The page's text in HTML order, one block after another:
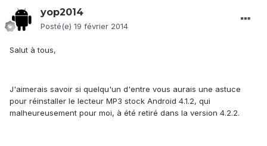
yop2014
Posté(e) 19 février 2014
Salut à tous,
J'aimerais savoir si quelqu'un d'entre vous aurais une astuce
pour réinstaller le lecteur MP3 stock Android 4.1.2, qui
malheureusement pour moi, à été retiré dans la version 4.2.2.